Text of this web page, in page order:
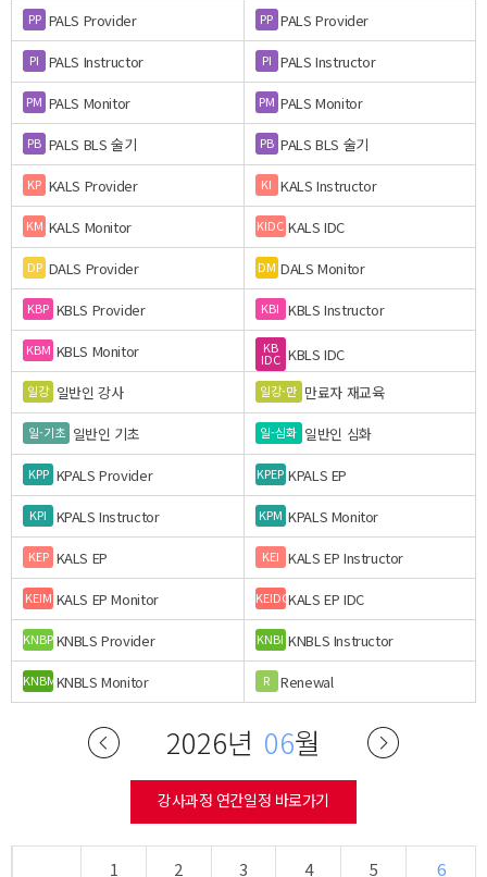
PP PALS Provider PP PALS Provider
PI PALS Instructor PI PALS Instructor
PM PALS Monitor PM PALS Monitor
PB PALS BLS 술기 PB PALS BLS 술기
KP KALS Provider KI KALS Instructor
KM KALS Monitor KIDC KALS IDC
DP DALS Provider DM DALS Monitor
KBP KBLS Provider KBI KBLS Instructor
KBM KBLS Monitor KB
IDC KBLS IDC
일강 일반인 강사 일강-만 만료자 재교육
일-기초 일반인 기초 일-심화 일반인 심화
KPP KPALS Provider KPEP KPALS EP
KPI KPALS Instructor KPM KPALS Monitor
KEP KALS EP KEI KALS EP Instructor
KEIM KALS EP Monitor KEIDCKALS EP IDC
KNBPKNBLS Provider KNBI KNBLS Instructor
KNBMKNBLS Monitor R Renewal
2026년 06월
강사과정 연간일정 바로가기
1 2 3 4 5
6